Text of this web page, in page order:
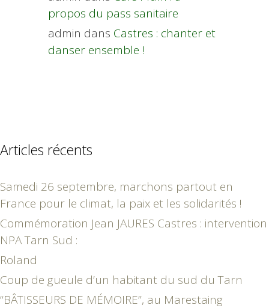
propos du pass sanitaire
admin dans Castres : chanter et
danser ensemble !
Articles récents
Samedi 26 septembre, marchons partout en
France pour le climat, la paix et les solidarités !
Commémoration Jean JAURES Castres : intervention
NPA Tarn Sud :
Roland
Coup de gueule d’un habitant du sud du Tarn
“BÂTISSEURS DE MÉMOIRE”, au Marestaing